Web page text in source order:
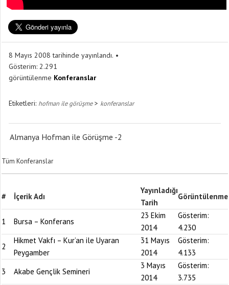
8 Mayıs 2008 tarihinde yayınlandı.
Gösterim: 2.291
görüntülenme Konferanslar
Etiketleri: hofman ile görüşme> konferanslar
Almanya Hofman ile Görüşme -2
Tüm Konferanslar
# İçerik Adı
Yayınladığı
Tarih
Görüntülenme
1 Bursa – Konferans
23 Ekim
2014
Gösterim:
4.230
2
Hikmet Vakfı – Kur’an ile Uyaran
Peygamber
31 Mayıs
2014
Gösterim:
4.133
3
Akabe Gençlik Semineri
3 Mayıs
2014
Gösterim:
3.735